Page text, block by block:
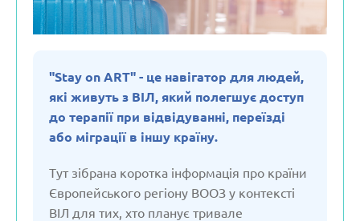
"Stay on ART" - це навігатор для людей,
які живуть з ВІЛ, який полегшує доступ
до терапії при відвідуванні, переїзді
або міграції в іншу країну.
Тут зібрана коротка інформація про країни
Європейського регіону ВООЗ у контексті
ВІЛ для тих, хто планує тривале
Бельгія
Білорусь
Грузія